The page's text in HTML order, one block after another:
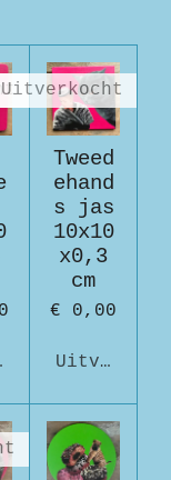
Uitverkocht
Tweed
ehand
s jas
10x10
x0,3
cm
€ 0,00